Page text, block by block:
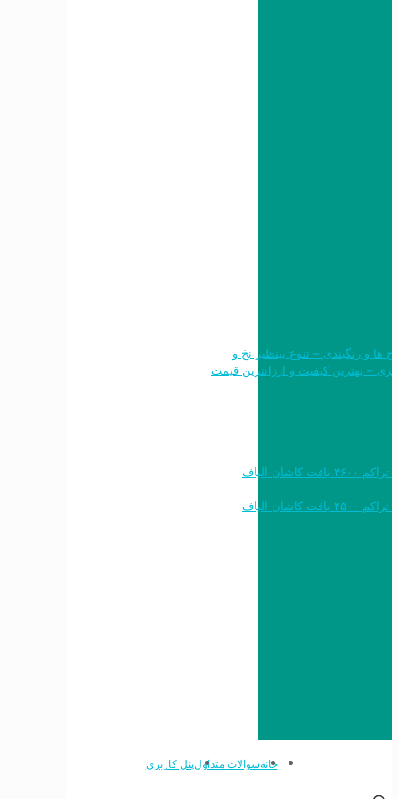
طرح ها و رنگبندی – تنوع بینظیر نخ و
خرید به قیمت فرش ماشینی ۱۲۰۰ شانه تراکم ۳۶۰۰ بافت کاشان الیاف
خرید به قیمت فرش ماشینی ۱۵۰۰ شانه تراکم ۴۵۰۰ بافت کاشان الیاف
خانهسوالات متداولپنل کاربری